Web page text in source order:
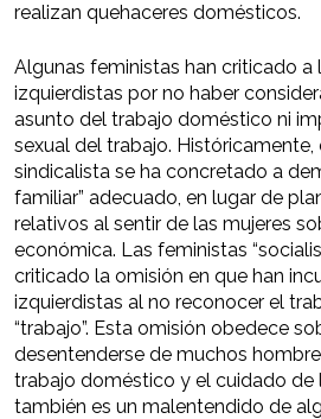
realizan quehaceres domésticos.
Algunas feministas han criticado a
izquierdistas por no haber
asunto del trabajo doméstico ni
sexual del trabajo.
sindicalista se ha concretado a
familiar” adecuado, en lugar de
relativos al sentir de las mujeres
económica. Las feministas
criticado la omisión en que han
izquierdistas al no reconocer el
“trabajo”. Esta omisión obedece
desentenderse de muchos
trabajo doméstico y el cuidado de
también es un malentendido de